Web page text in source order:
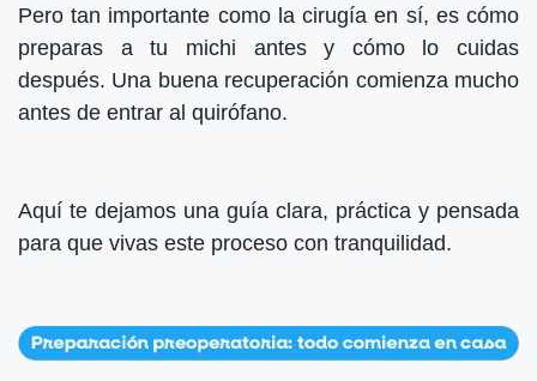
Pero tan importante como la cirugía en sí, es cómo
preparas a tu michi antes y cómo lo cuidas
después. Una buena recuperación comienza mucho
antes de entrar al quirófano.
Aquí te dejamos una guía clara, práctica y pensada
para que vivas este proceso con tranquilidad.